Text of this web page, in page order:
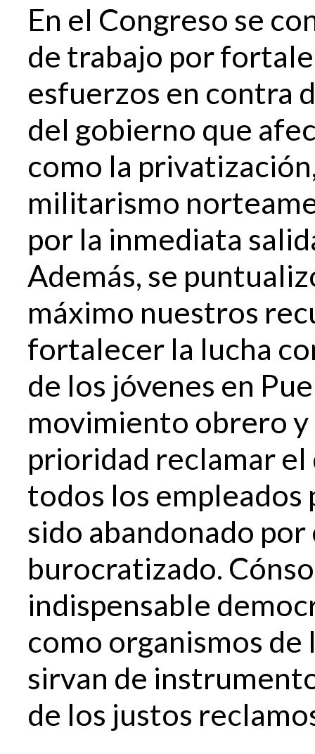
En el Congreso se
de trabajo por
esfuerzos en contra
del gobierno que
como la
militarismo
por la inmediata
Además, se
máximo nuestros
fortalecer la lucha
de los jóvenes en
movimiento obrero
prioridad reclamar el
todos los empleados
sido abandonado
burocratizado.
indispensable
como organismos
sirvan de
de los justos